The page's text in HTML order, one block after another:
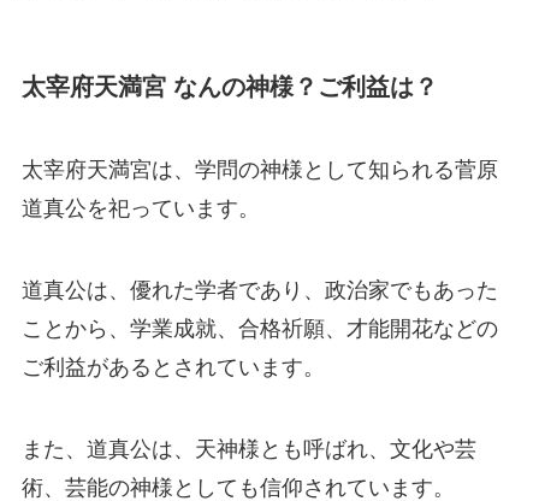
太宰府天満宮 なんの神様？ご利益は？
太宰府天満宮は、学問の神様として知られる菅原
道真公を祀っています。
道真公は、優れた学者であり、政治家でもあった
ことから、学業成就、合格祈願、才能開花などの
ご利益があるとされています。
また、道真公は、天神様とも呼ばれ、文化や芸
術、芸能の神様としても信仰されています。